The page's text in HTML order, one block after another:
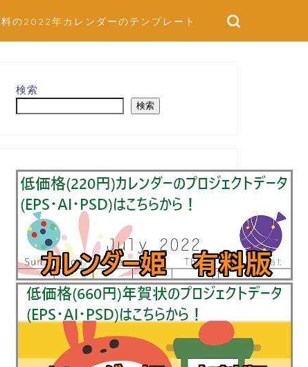
の2022年カレンダーのテンプレート
検索
検索